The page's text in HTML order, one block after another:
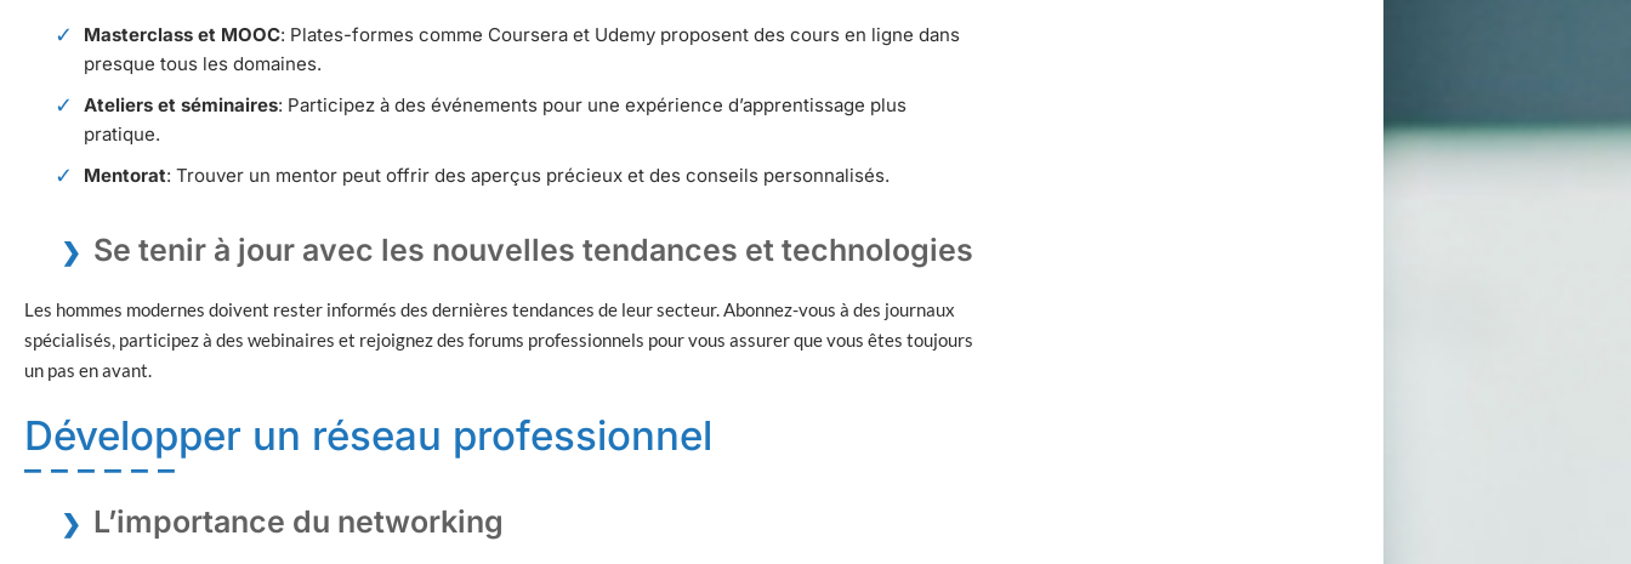
Masterclass et MOOC: Plates-formes comme Coursera et Udemy proposent des cours en ligne dans
presque tous les domaines.
Ateliers et séminaires: Participez à des événements pour une expérience d’apprentissage plus
pratique.
Mentorat: Trouver un mentor peut offrir des aperçus précieux et des conseils personnalisés.
Se tenir à jour avec les nouvelles tendances et technologies
Les hommes modernes doivent rester informés des dernières tendances de leur secteur. Abonnez-vous à des journaux
spécialisés, participez à des webinaires et rejoignez des forums professionnels pour vous assurer que vous êtes toujours
un pas en avant.
Développer un réseau professionnel
L’importance du networking